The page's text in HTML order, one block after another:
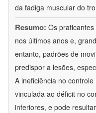
da fadiga muscular do
Resumo: Os
nos últimos anos e,
entanto, padrões de
predispor a lesões,
A ineficiência no
vinculada ao déficit no
inferiores, e pode